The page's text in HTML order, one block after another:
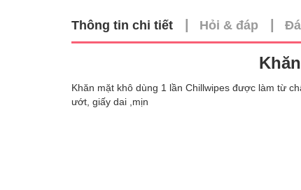
Thông tin chi tiết Hỏi & đáp
Khăn mặt khô dùng 1 lần Chillwipes được làm từ
ướt, giấy dai ,mịn